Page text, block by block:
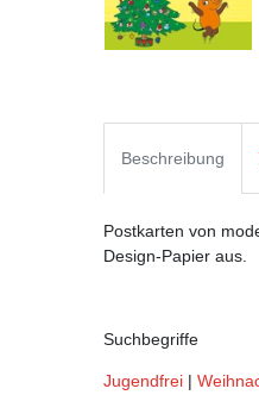
Beschreibung
Postkarten von
Design-Papier aus.
Suchbegriffe
Jugendfrei |